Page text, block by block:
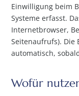
Einwilligung beim
Systeme erfasst.
Internetbrowser,
Seitenaufrufs). Die
automatisch,
Wofür